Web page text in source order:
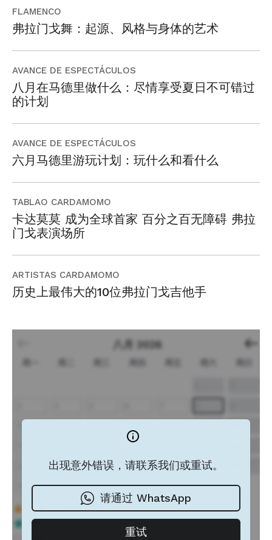
FLAMENCO
弗拉门戈舞：起源、风格与身体的艺术
AVANCE DE ESPECTÁCULOS
八月在马德里做什么：尽情享受夏日不可错过
的计划
AVANCE DE ESPECTÁCULOS
六月马德里游玩计划：玩什么和看什么
TABLAO CARDAMOMO
卡达莫莫 成为全球首家 百分之百无障碍 弗拉
门戈表演场所
ARTISTAS CARDAMOMO
历史上最伟大的10位弗拉门戈吉他手